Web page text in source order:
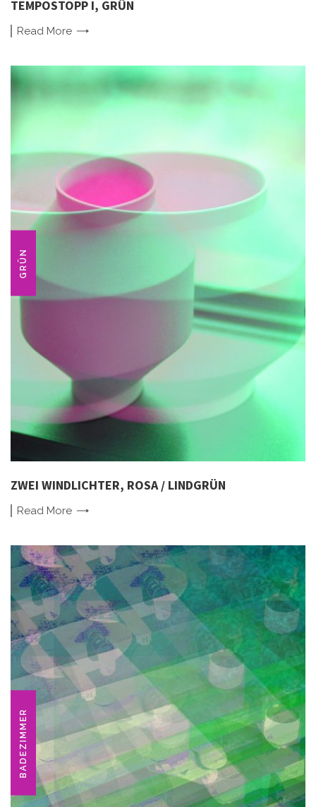
TEMPOSTOPP I, GRÜN
Read More
GRÜN
ZWEI WINDLICHTER, ROSA / LINDGRÜN
Read More
BADEZIMMER